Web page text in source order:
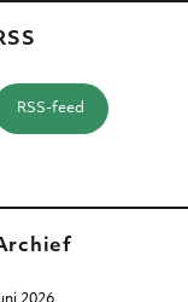
RSS-feed